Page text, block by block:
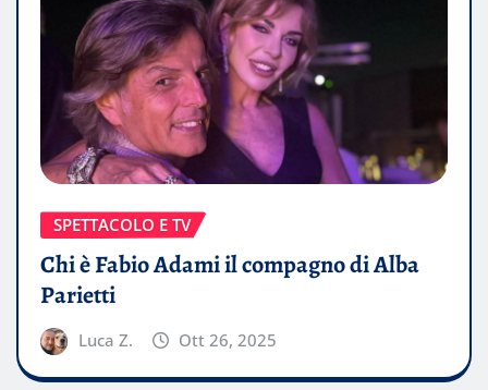
SPETTACOLO E TV
Chi è Fabio Adami il compagno di Alba
Parietti
Luca Z. Ott 26, 2025